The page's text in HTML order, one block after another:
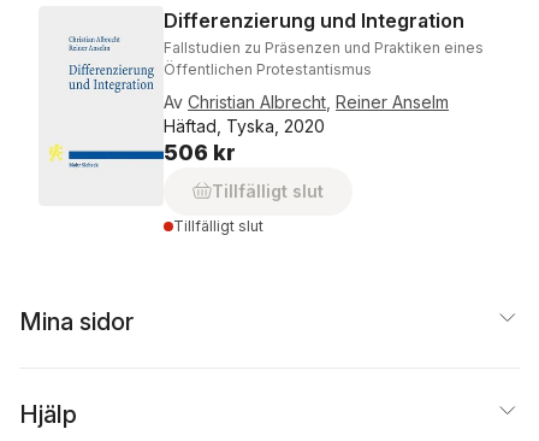
Differenzierung und Integration
Fallstudien zu Präsenzen und Praktiken eines
Öffentlichen Protestantismus
Av Christian Albrecht Reiner Anselm
Häftad, Tyska, 2020
506 kr
Tillfälligt slut
Tillfälligt slut
Mina sidor
Hjälp